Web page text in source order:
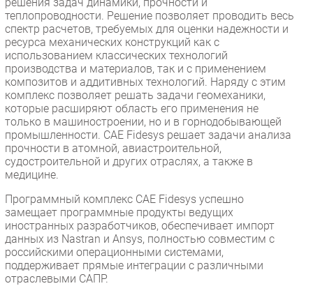
теплопроводности. Решение позволяет проводить весь
спектр расчетов, требуемых для оценки надежности и
ресурса механических конструкций как с
использованием классических технологий
производства и материалов, так и с применением
композитов и аддитивных технологий. Наряду с этим
комплекс позволяет решать задачи геомеханики,
которые расширяют область его применения не
только в машиностроении, но и в горнодобывающей
промышленности. CAE Fidesys решает задачи анализа
прочности в атомной, авиастроительной,
судостроительной и других отраслях, а также в
медицине.
Программный комплекс CAE Fidesys успешно
замещает программные продукты ведущих
иностранных разработчиков, обеспечивает импорт
данных из Nastran и Ansys, полностью совместим с
российскими операционными системами,
поддерживает прямые интеграции с различными
отраслевыми САПР.